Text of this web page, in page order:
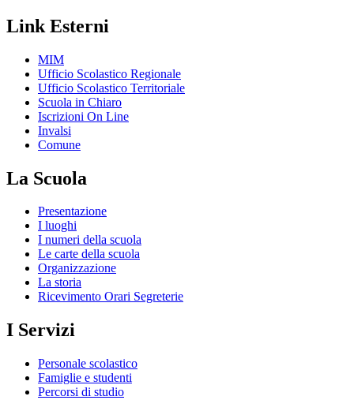
Link Esterni
MIM
Ufficio Scolastico Regionale
Ufficio Scolastico Territoriale
Scuola in Chiaro
Iscrizioni On Line
Invalsi
Comune
La Scuola
Presentazione
I luoghi
I numeri della scuola
Le carte della scuola
Organizzazione
La storia
Ricevimento Orari Segreterie
I Servizi
Personale scolastico
Famiglie e studenti
Percorsi di studio